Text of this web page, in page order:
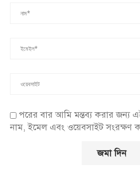
পরের বার আমি মন্তব্য করার জন্য
নাম, ইমেল এবং ওয়েবসাইট সংরক্ষণ